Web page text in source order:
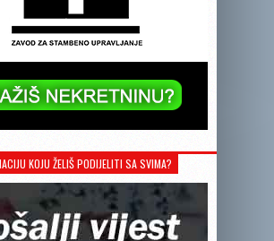
KOJU ŽELIŠ PODIJELITI SA SVIMA?